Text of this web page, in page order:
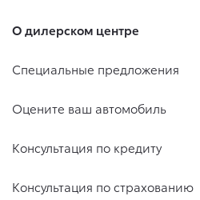
О дилерском центре
Специальные предложения
Оцените ваш автомобиль
Консультация по кредиту
Консультация по страхованию